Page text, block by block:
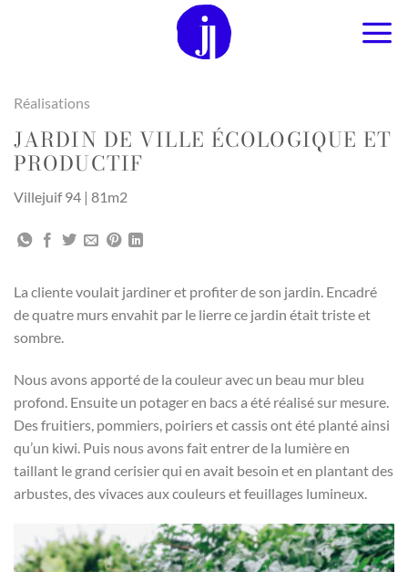
Réalisations
JARDIN DE VILLE ÉCOLOGIQUE ET
PRODUCTIF
Villejuif 94 | 81m2
La cliente voulait jardiner et profiter de son jardin. Encadré
de quatre murs envahit par le lierre ce jardin était triste et
sombre.
Nous avons apporté de la couleur avec un beau mur bleu
profond. Ensuite un potager en bacs a été réalisé sur mesure.
Des fruitiers, pommiers, poiriers et cassis ont été planté ainsi
qu’un kiwi. Puis nous avons fait entrer de la lumière en
taillant le grand cerisier qui en avait besoin et en plantant des
arbustes, des vivaces aux couleurs et feuillages lumineux.